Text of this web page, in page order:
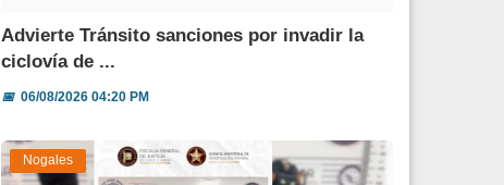
Advierte Tránsito sanciones por invadir la
ciclovía de ...
📅06/08/2026 04:20 PM
Nogales